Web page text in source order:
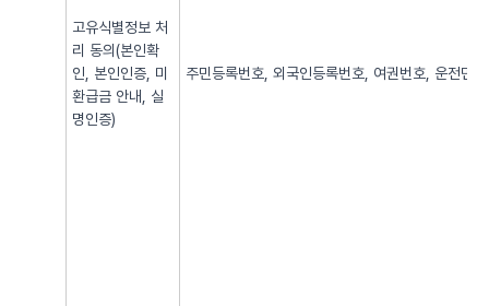
고유식별정보 처
리 동의(본인확
인, 본인인증, 미
환급금 안내, 실
명인증)
주민등록번호, 외국인등록번호, 여권번호, 운전면